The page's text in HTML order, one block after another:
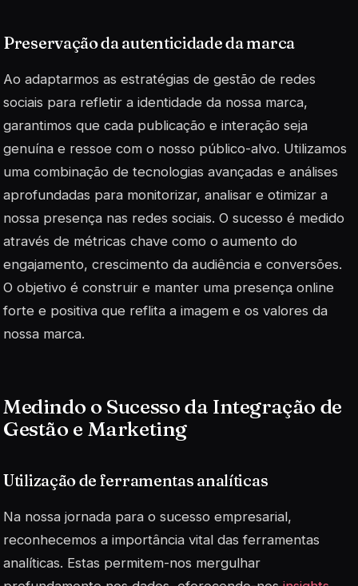
Preservação da autenticidade da marca
Ao adaptarmos as estratégias de gestão de redes
sociais para refletir a identidade da nossa marca,
garantimos que cada publicação e interação seja
genuína e ressoe com o nosso público-alvo. Utilizamos
uma combinação de tecnologias avançadas e análises
aprofundadas para monitorizar, analisar e otimizar a
nossa presença nas redes sociais. O sucesso é medido
através de métricas chave como o aumento do
engajamento, crescimento da audiência e conversões.
O objetivo é construir e manter uma presença online
forte e positiva que reflita a imagem e os valores da
nossa marca.
Medindo o Sucesso da Integração de
Gestão e Marketing
Utilização de ferramentas analíticas
Na nossa jornada para o sucesso empresarial,
reconhecemos a importância vital dasferramentas
analíticas. Estas permitem-nos mergulhar